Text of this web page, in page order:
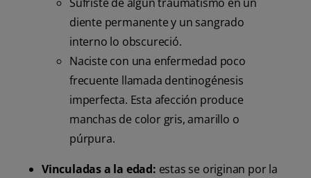
diente permanente y un sangrado
interno lo obscureció.
Naciste con una enfermedad poco
frecuente llamada dentinogénesis
imperfecta. Esta afección produce
manchas de color gris, amarillo o
púrpura.
Vinculadas a la edad: estas se originan por la